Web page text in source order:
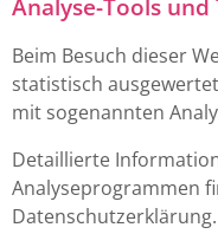
Analyse-Tools
Beim Besuch dieser
statistisch
mit sogenannten
Detaillierte
Analyseprogrammen
Datenschutzerklärung.